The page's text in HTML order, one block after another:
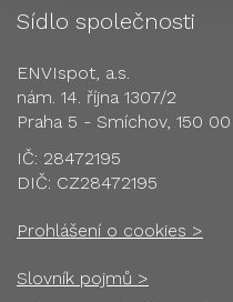
Sídlo společnosti
ENVIspot, a.s.
nám. 14. října 1307/2
Praha 5 - Smíchov, 150 00
IČ: 28472195
DIČ: CZ28472195
Prohlášení o cookies >
Slovník pojmů >